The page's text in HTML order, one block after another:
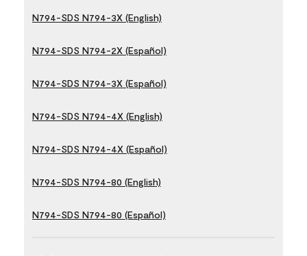
N794-SDS N794-3X (English)
N794-SDS N794-2X (Español)
N794-SDS N794-3X (Español)
N794-SDS N794-4X (English)
N794-SDS N794-4X (Español)
N794-SDS N794-80 (English)
N794-SDS N794-80 (Español)